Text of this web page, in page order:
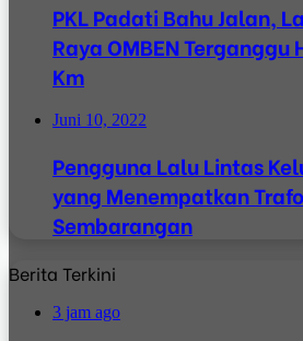
PKL Padati Bahu Jalan,
Raya OMBEN
Km
Juni 10, 2022
Pengguna Lalu Lintas
yang Menempatkan
Sembarangan
Berita Terkini
3 jam ago